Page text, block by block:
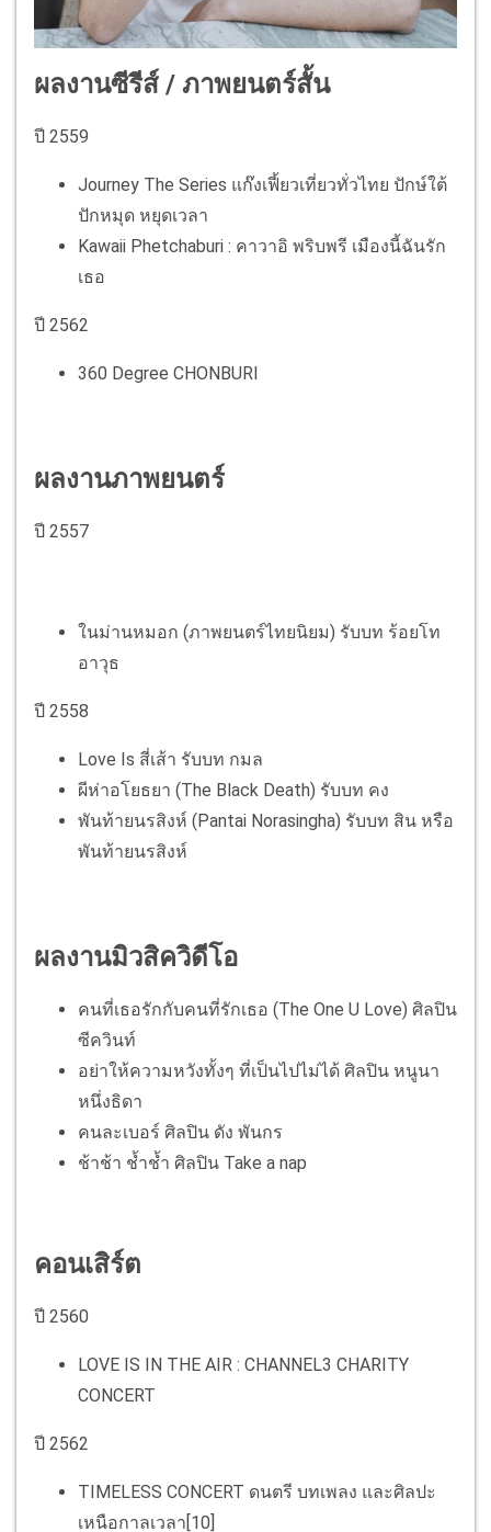
ผลงานซีรีส์ / ภาพยนตร์สั้น
ปี 2559
Journey The Series แก๊งเฟี้ยวเที่ยวทั่วไทย ปักษ์ใต้
ปักหมุด หยุดเวลา
Kawaii Phetchaburi : คาวาอิ พริบพรี เมืองนี้ฉันรัก
เธอ
ปี 2562
360 Degree CHONBURI
ผลงานภาพยนตร์
ปี 2557
ในม่านหมอก (ภาพยนตร์ไทยนิยม) รับบท ร้อยโท
อาวุธ
ปี 2558
Love Is สี่เส้า รับบท กมล
ผีห่าอโยธยา (The Black Death) รับบท คง
พันท้ายนรสิงห์ (Pantai Norasingha) รับบท สิน หรือ
พันท้ายนรสิงห์
ผลงานมิวสิควิดีโอ
คนที่เธอรักกับคนที่รักเธอ (The One U Love) ศิลปิน
ซีควินท์
อย่าให้ความหวังทั้งๆ ที่เป็นไปไม่ได้ ศิลปิน หนูนา
หนึ่งธิดา
คนละเบอร์ ศิลปิน ดัง พันกร
ช้าช้า ช้ำช้ำ ศิลปิน Take a nap
คอนเสิร์ต
ปี 2560
LOVE IS IN THE AIR : CHANNEL3 CHARITY
CONCERT
ปี 2562
TIMELESS CONCERT ดนตรี บทเพลง และศิลปะ
เหนือกาลเวลา[10]